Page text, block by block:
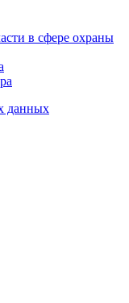
в сфере охраны
данных